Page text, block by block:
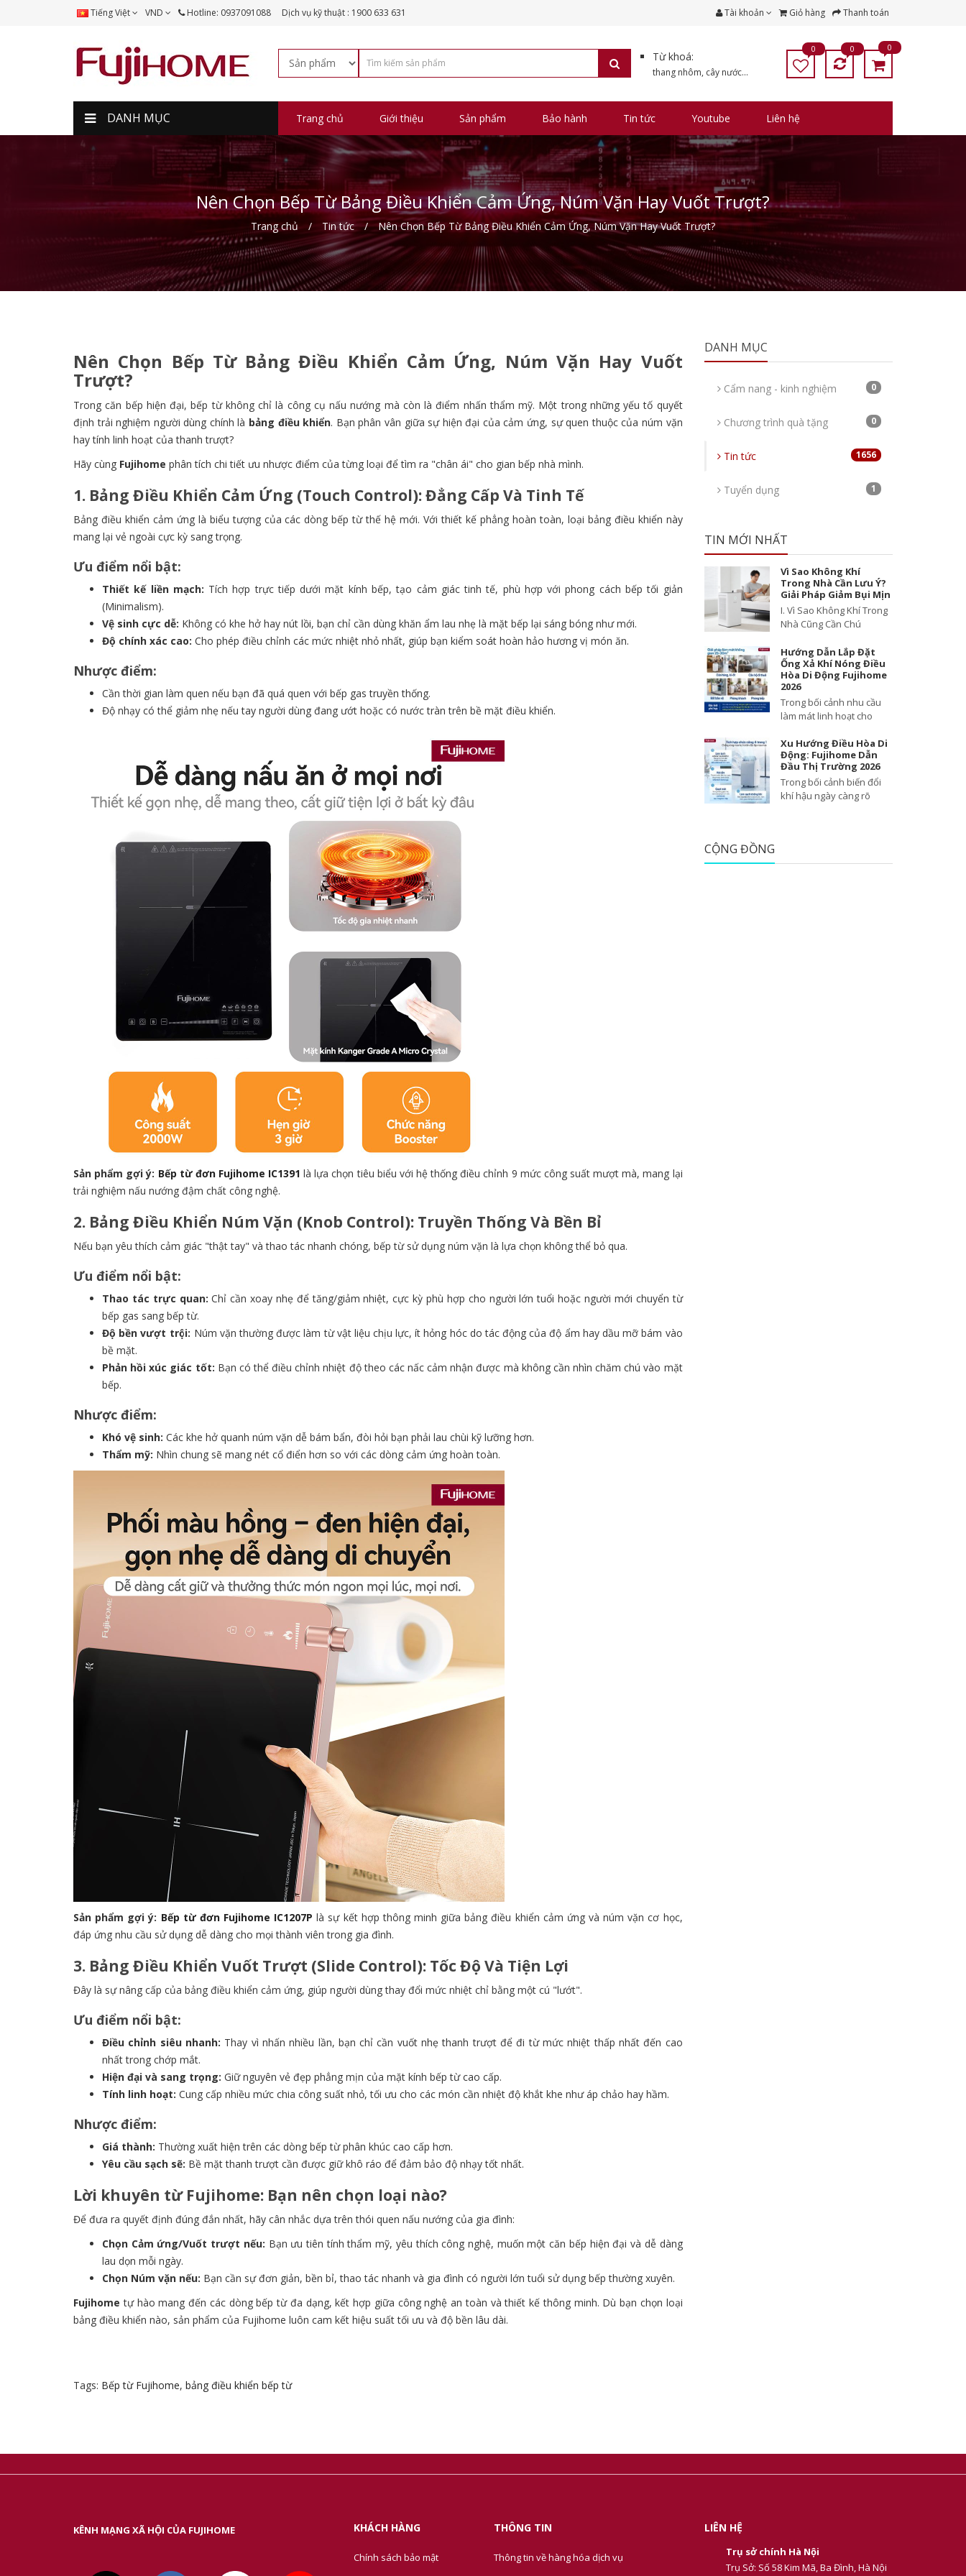
Tiếng Việt VND Hotline: 0937091088 Dịch vụ kỹ thuật : 1900 633 631 Tài khoản Giỏ hàng Thanh toán
Từ khoá:
thang nhôm, cây nước...
0 0 0
DANH MỤC Trang chủ Giới thiệu Sản phẩm Bảo hành Tin tức Youtube Liên hệ
Nên Chọn Bếp Từ Bảng Điều Khiển Cảm Ứng, Núm Vặn Hay Vuốt Trượt?
Trang chủ Tin tức Nên Chọn Bếp Từ Bảng Điều Khiển Cảm Ứng, Núm Vặn Hay Vuốt Trượt?
Nên Chọn Bếp Từ Bảng Điều Khiển Cảm Ứng, Núm Vặn Hay Vuốt
Trượt?
Trong căn bếp hiện đại, bếp từ không chỉ là công cụ nấu nướng mà còn là điểm nhấn thẩm mỹ. Một trong những yếu tố quyết
định trải nghiệm người dùng chính là bảng điều khiển. Bạn phân vân giữa sự hiện đại của cảm ứng, sự quen thuộc của núm vặn
hay tính linh hoạt của thanh trượt?
Hãy cùng Fujihome phân tích chi tiết ưu nhược điểm của từng loại để tìm ra "chân ái" cho gian bếp nhà mình.
1. Bảng Điều Khiển Cảm Ứng (Touch Control): Đẳng Cấp Và Tinh Tế
Bảng điều khiển cảm ứng là biểu tượng của các dòng bếp từ thế hệ mới. Với thiết kế phẳng hoàn toàn, loại bảng điều khiển này
mang lại vẻ ngoài cực kỳ sang trọng.
Ưu điểm nổi bật:
Thiết kế liền mạch: Tích hợp trực tiếp dưới mặt kính bếp, tạo cảm giác tinh tế, phù hợp với phong cách bếp tối giản
(Minimalism).
Vệ sinh cực dễ: Không có khe hở hay nút lồi, bạn chỉ cần dùng khăn ẩm lau nhẹ là mặt bếp lại sáng bóng như mới.
Độ chính xác cao: Cho phép điều chỉnh các mức nhiệt nhỏ nhất, giúp bạn kiểm soát hoàn hảo hương vị món ăn.
Nhược điểm:
Cần thời gian làm quen nếu bạn đã quá quen với bếp gas truyền thống.
Độ nhạy có thể giảm nhẹ nếu tay người dùng đang ướt hoặc có nước tràn trên bề mặt điều khiển.
Sản phẩm gợi ý: Bếp từ đơn Fujihome IC1391 là lựa chọn tiêu biểu với hệ thống điều chỉnh 9 mức công suất mượt mà, mang lại
trải nghiệm nấu nướng đậm chất công nghệ.
2. Bảng Điều Khiển Núm Vặn (Knob Control): Truyền Thống Và Bền Bỉ
Nếu bạn yêu thích cảm giác "thật tay" và thao tác nhanh chóng, bếp từ sử dụng núm vặn là lựa chọn không thể bỏ qua.
Ưu điểm nổi bật:
Thao tác trực quan: Chỉ cần xoay nhẹ để tăng/giảm nhiệt, cực kỳ phù hợp cho người lớn tuổi hoặc người mới chuyển từ
bếp gas sang bếp từ.
Độ bền vượt trội: Núm vặn thường được làm từ vật liệu chịu lực, ít hỏng hóc do tác động của độ ẩm hay dầu mỡ bám vào
bề mặt.
Phản hồi xúc giác tốt: Bạn có thể điều chỉnh nhiệt độ theo các nấc cảm nhận được mà không cần nhìn chăm chú vào mặt
bếp.
Nhược điểm:
Khó vệ sinh: Các khe hở quanh núm vặn dễ bám bẩn, đòi hỏi bạn phải lau chùi kỹ lưỡng hơn.
Thẩm mỹ: Nhìn chung sẽ mang nét cổ điển hơn so với các dòng cảm ứng hoàn toàn.
Sản phẩm gợi ý: Bếp từ đơn Fujihome IC1207P là sự kết hợp thông minh giữa bảng điều khiển cảm ứng và núm vặn cơ học,
đáp ứng nhu cầu sử dụng dễ dàng cho mọi thành viên trong gia đình.
3. Bảng Điều Khiển Vuốt Trượt (Slide Control): Tốc Độ Và Tiện Lợi
Đây là sự nâng cấp của bảng điều khiển cảm ứng, giúp người dùng thay đổi mức nhiệt chỉ bằng một cú "lướt".
Ưu điểm nổi bật:
Điều chỉnh siêu nhanh: Thay vì nhấn nhiều lần, bạn chỉ cần vuốt nhẹ thanh trượt để đi từ mức nhiệt thấp nhất đến cao
nhất trong chớp mắt.
Hiện đại và sang trọng: Giữ nguyên vẻ đẹp phẳng mịn của mặt kính bếp từ cao cấp.
Tính linh hoạt: Cung cấp nhiều mức chia công suất nhỏ, tối ưu cho các món cần nhiệt độ khắt khe như áp chảo hay hầm.
Nhược điểm:
Giá thành: Thường xuất hiện trên các dòng bếp từ phân khúc cao cấp hơn.
Yêu cầu sạch sẽ: Bề mặt thanh trượt cần được giữ khô ráo để đảm bảo độ nhạy tốt nhất.
Lời khuyên từ Fujihome: Bạn nên chọn loại nào?
Để đưa ra quyết định đúng đắn nhất, hãy cân nhắc dựa trên thói quen nấu nướng của gia đình:
Chọn Cảm ứng/Vuốt trượt nếu: Bạn ưu tiên tính thẩm mỹ, yêu thích công nghệ, muốn một căn bếp hiện đại và dễ dàng
lau dọn mỗi ngày.
Chọn Núm vặn nếu: Bạn cần sự đơn giản, bền bỉ, thao tác nhanh và gia đình có người lớn tuổi sử dụng bếp thường xuyên.
Fujihome tự hào mang đến các dòng bếp từ đa dạng, kết hợp giữa công nghệ an toàn và thiết kế thông minh. Dù bạn chọn loại
bảng điều khiển nào, sản phẩm của Fujihome luôn cam kết hiệu suất tối ưu và độ bền lâu dài.
Tags: Bếp từ Fujihome, bảng điều khiển bếp từ
DANH MỤC
Cẩm nang - kinh nghiệm 0
Chương trình quà tặng 0
Tin tức 1656
Tuyển dụng 1
TIN MỚI NHẤT
Vì Sao Không Khí
Trong Nhà Cần Lưu Ý?
Giải Pháp Giảm Bụi Mịn
I. Vì Sao Không Khí Trong
Nhà Cũng Cần Chú
Hướng Dẫn Lắp Đặt
Ống Xả Khí Nóng Điều
Hòa Di Động Fujihome
2026
Trong bối cảnh nhu cầu
làm mát linh hoạt cho
Xu Hướng Điều Hòa Di
Động: Fujihome Dẫn
Đầu Thị Trường 2026
Trong bối cảnh biến đổi
khí hậu ngày càng rõ
CỘNG ĐỒNG
KÊNH MẠNG XÃ HỘI CỦA FUJIHOME KHÁCH HÀNG
Chính sách bảo mật
THÔNG TIN
Thông tin về hàng hóa dịch vụ
LIÊN HỆ
Trụ sở chính Hà Nội
Trụ Sở: Số 58 Kim Mã, Ba Đình, Hà Nội